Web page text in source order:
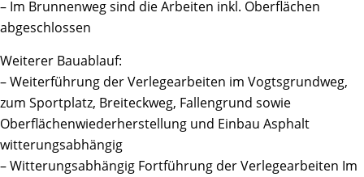
– Im Brunnenweg sind die Arbeiten inkl. Oberflächen
abgeschlossen
Weiterer Bauablauf:
– Weiterführung der Verlegearbeiten im Vogtsgrundweg,
zum Sportplatz, Breiteckweg, Fallengrund sowie
Oberflächenwiederherstellung und Einbau Asphalt
witterungsabhängig
– Witterungsabhängig Fortführung der Verlegearbeiten Im